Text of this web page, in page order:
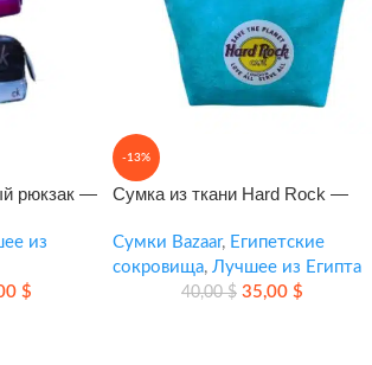
рюкзак —
из
$
-13%
Сумка из ткани Hard Rock —
каждый день
Сумки Bazaar, Египетские
сокровища, Лучшее из Египта
40,00$ 35,00 $